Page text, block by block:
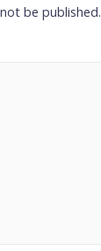
be published.